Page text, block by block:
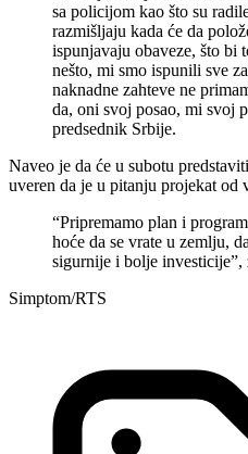
sa policijom kao što su
razmišljaju kada će da
ispunjavaju obaveze, što bi
nešto, mi smo ispunili sve
naknadne zahteve ne
da, oni svoj posao, mi svoj
predsednik Srbije.
Naveo je da će u subotu
uveren da je u pitanju projekat od
“Pripremamo plan i
hoće da se vrate u zemlju,
sigurnije i bolje
Simptom/RTS